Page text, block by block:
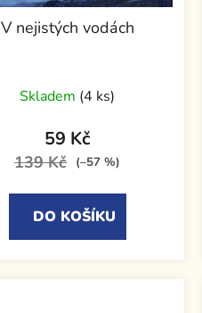
V nejistých vodách
Skladem (4 ks)
59 Kč
139 Kč (–57 %)
DO KOŠÍKU